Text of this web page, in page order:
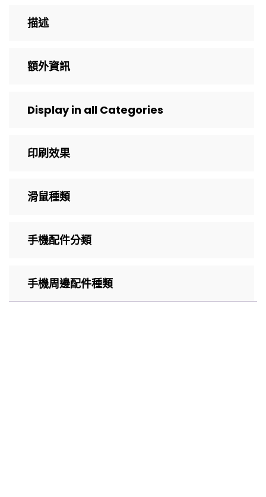
描述
額外資訊
Display in all Categories
印刷效果
滑鼠種類
手機配件分類
手機周邊配件種類